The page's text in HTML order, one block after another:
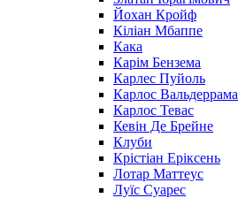
Йохан Кройф
Кіліан Мбаппе
Кака
Карім Бензема
Карлес Пуйоль
Карлос Вальдеррама
Карлос Тевас
Кевін Де Брейне
Клуби
Крістіан Еріксень
Лотар Маттеус
Луїс Суарес